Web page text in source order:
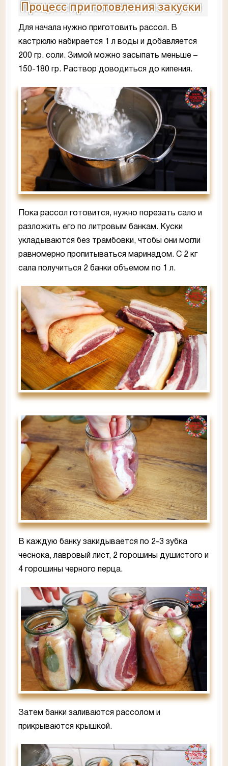
Процесс приготовления закуски
Для начала нужно приготовить рассол. В
кастрюлю набирается 1 л воды и добавляется
200 гр. соли. Зимой можно засыпать меньше –
150-180 гр. Раствор доводиться до кипения.
Пока рассол готовится, нужно порезать сало и
разложить его по литровым банкам. Куски
укладываются без трамбовки, чтобы они могли
равномерно пропитываться маринадом. С 2 кг
сала получиться 2 банки объемом по 1 л.
В каждую банку закидывается по 2-3 зубка
чеснока, лавровый лист, 2 горошины душистого и
4 горошины черного перца.
Затем банки заливаются рассолом и
прикрываются крышкой.